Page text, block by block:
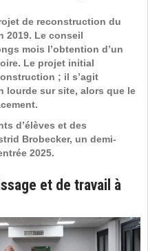
de reconstruction du
2019. Le conseil
mois l’obtention d’un
Le projet initial
; il s’agit
lourde sur site, alors que le
d’élèves et des
Brobecker, un demi-
2025.
et de travail à